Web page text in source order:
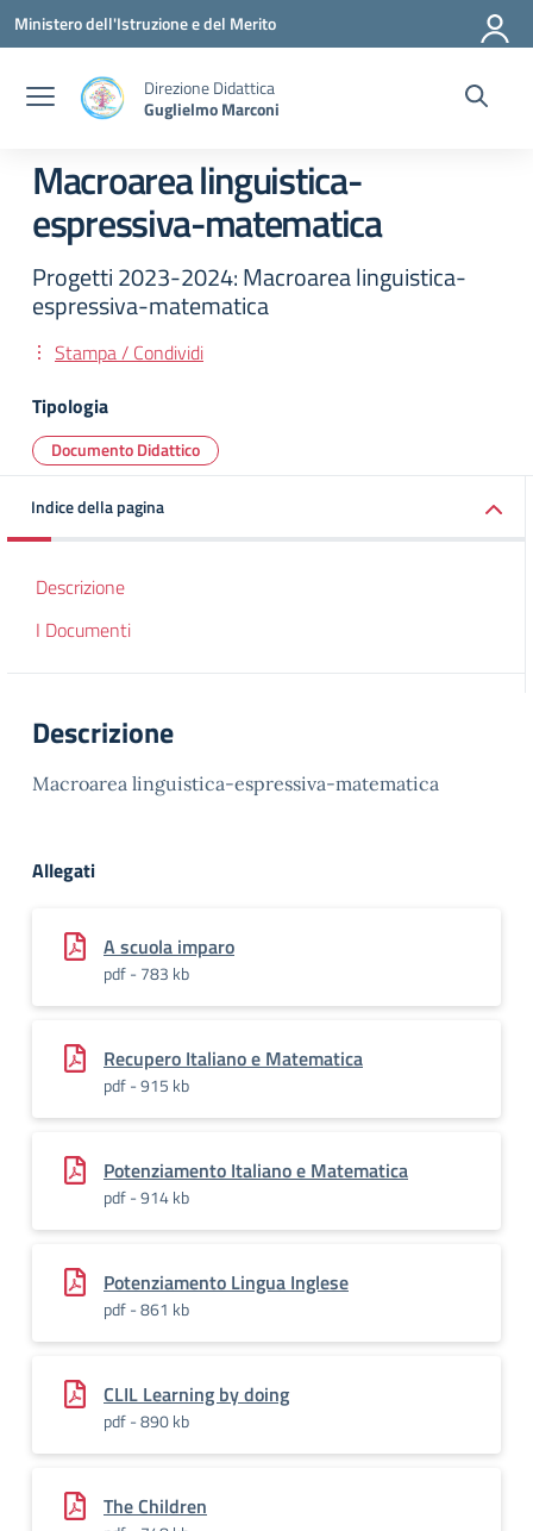
Vai ai contenuti
Vai al menu di navigazione
Vai al footer
Ministero dell'Istruzione e del Merito
Direzione Didattica
Guglielmo Marconi
Macroarea linguistica-
espressiva-matematica
Progetti 2023-2024: Macroarea linguistica-
espressiva-matematica
Stampa / Condividi
Tipologia
Documento Didattico
Indice della pagina
Descrizione
I Documenti
Descrizione
Macroarea linguistica-espressiva-matematica
Allegati
A scuola imparo
pdf - 783 kb
Recupero Italiano e Matematica
pdf - 915 kb
Potenziamento Italiano e Matematica
pdf - 914 kb
Potenziamento Lingua Inglese
pdf - 861 kb
CLIL Learning by doing
pdf - 890 kb
The Children